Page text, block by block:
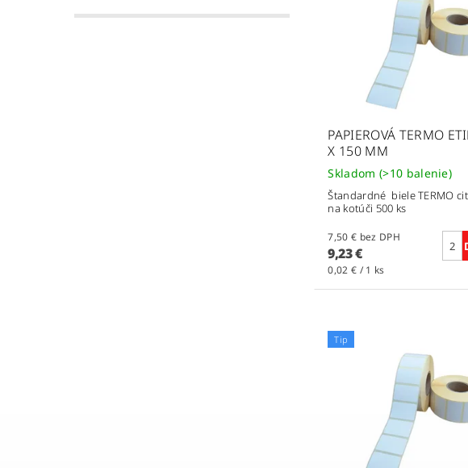
PAPIEROVÁ TERMO
X 150 MM
Skladom (>10 balenie)
Štandardné biele TERMO
na kotúči 500 ks
7,50 € bez DPH
9,23 €
0,02 € / 1 ks
Tip